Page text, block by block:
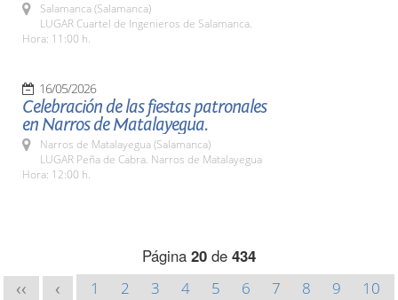
Salamanca (Salamanca)
LUGAR Cuartel de Ingenieros de Salamanca.
Hora: 11:00 h.
16/05/2026
Celebración de las fiestas patronales
en Narros de Matalayegua.
Narros de Matalayegua (Salamanca)
LUGAR Peña de Cabra. Narros de Matalayegua
Hora: 12:00 h.
Página 20 de 434
<< < 1 2 3 4 5 6 7 8 9
10